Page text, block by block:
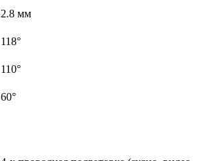
2.8 мм
118°
110°
60°